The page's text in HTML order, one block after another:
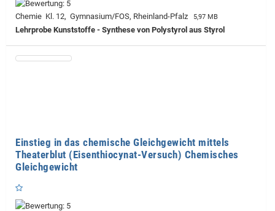
Chemie Kl. 12, Gymnasium/FOS, Rheinland-Pfalz 5,97 MB
Lehrprobe Kunststoffe - Synthese von Polystyrol aus Styrol
Einstieg in das chemische Gleichgewicht mittels
Theaterblut (Eisenthiocynat-Versuch) Chemisches
Gleichgewicht